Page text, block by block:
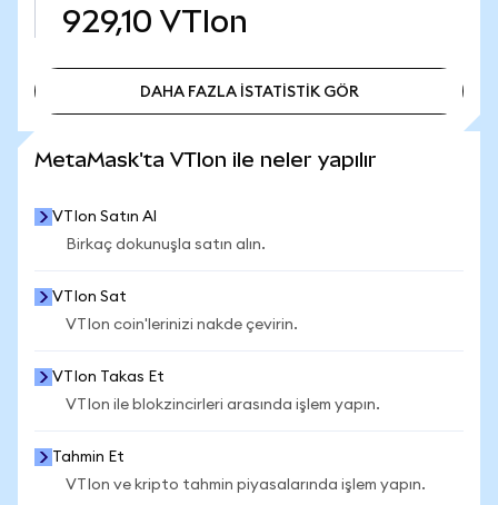
929,10 VTIon
DAHA FAZLA İSTATİSTİK GÖR
MetaMask'ta VTIon ile neler yapılır
VTIon Satın Al
Birkaç dokunuşla satın alın.
VTIon Sat
VTIon coin'lerinizi nakde çevirin.
VTIon Takas Et
VTIon ile blokzincirleri arasında işlem yapın.
Tahmin Et
VTIon ve kripto tahmin piyasalarında işlem yapın.